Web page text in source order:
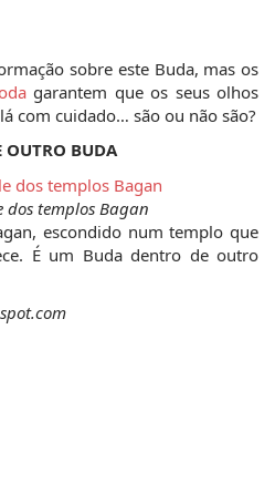
sobre este Buda, mas os
garantem que os seus olhos
com cuidado… são ou não são?
OUTRO BUDA
dos templos Bagan
escondido num templo que
É um Buda dentro de outro